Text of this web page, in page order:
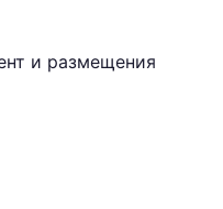
и размещения